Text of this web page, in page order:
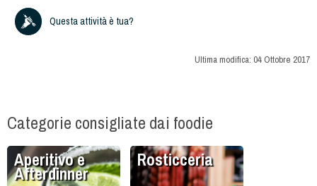
Questa attività è tua?
Ultima modifica: 04 Ottobre 2017
Categorie consigliate dai foodie
Aperitivo e
Afterdinner
Rosticceria